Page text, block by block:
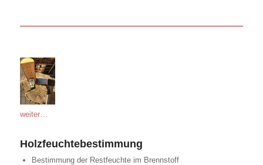
weiter…
Holzfeuchtebestimmung
Bestimmung der Restfeuchte im Brennstoff